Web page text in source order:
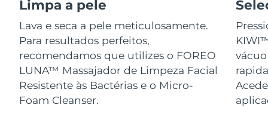
Limpa a pele
Lava e seca a pele meticulosamente.
Para resultados perfeitos,
recomendamos que utilizes o FOREO
LUNA™ Massajador de Limpeza Facial
Resistente às Bactérias e o Micro-
Foam Cleanser.